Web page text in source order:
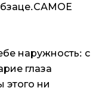
наружность: с
глаза
этого ни